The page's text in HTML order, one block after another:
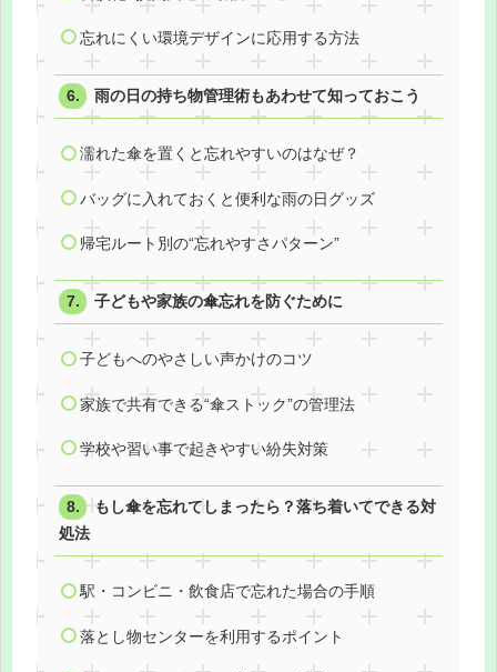
忘れにくい環境デザインに応用する方法
雨の日の持ち物管理術もあわせて知っておこう
濡れた傘を置くと忘れやすいのはなぜ？
バッグに入れておくと便利な雨の日グッズ
帰宅ルート別の“忘れやすさパターン”
子どもや家族の傘忘れを防ぐために
子どもへのやさしい声かけのコツ
家族で共有できる“傘ストック”の管理法
学校や習い事で起きやすい紛失対策
もし傘を忘れてしまったら？落ち着いてできる対
処法
駅・コンビニ・飲食店で忘れた場合の手順
落とし物センターを利用するポイント